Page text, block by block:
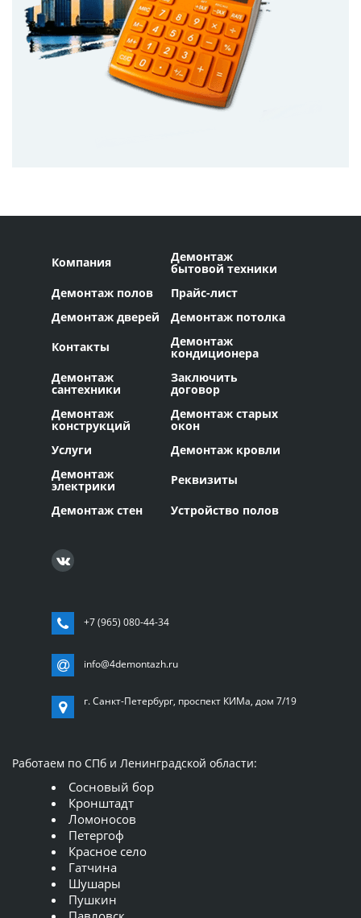
Компания Демонтаж
бытовой техники
Демонтаж полов
Прайс-лист
Демонтаж дверей
Демонтаж потолка
Контакты
Демонтаж
кондиционера
Демонтаж
сантехники
Заключить
договор
Демонтаж
конструкций
Демонтаж старых
окон
Услуги
Демонтаж кровли
Демонтаж
электрики
Реквизиты
Демонтаж стен
Устройство полов
+7 (965) 080-44-34
info@4demontazh.ru
г. Санкт-Петербург, проспект КИМа, дом 7/19
Работаем по СПб и Ленинградской области:
Сосновый бор
Кронштадт
Ломоносов
Петергоф
Красное село
Гатчина
Шушары
Пушкин